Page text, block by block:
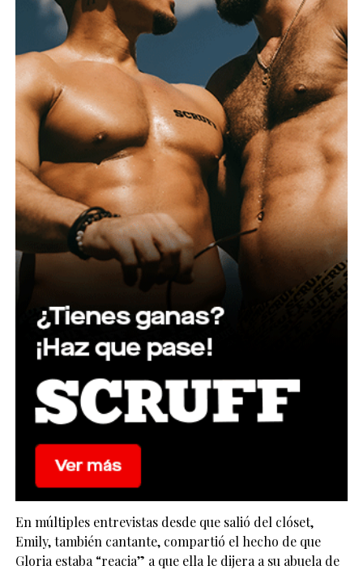
En múltiples entrevistas desde que salió del clóset,
Emily, también cantante, compartió el hecho de que
Gloria estaba “reacia” a que ella le dijera a su abuela de